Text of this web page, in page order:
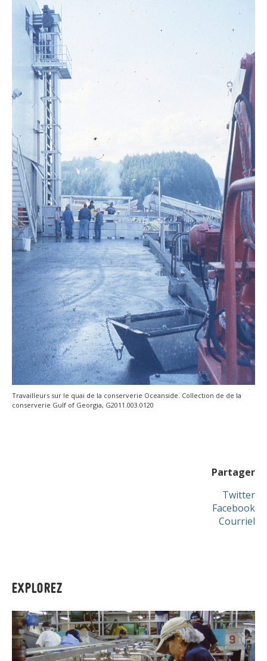
Travailleurs sur le quai de la conserverie Oceanside. Collection de de la
conserverie Gulf of Georgia, G2011.003.0120
Partager
Twitter
Facebook
Courriel
EXPLOREZ